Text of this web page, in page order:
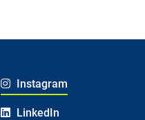
Instagram
LinkedIn